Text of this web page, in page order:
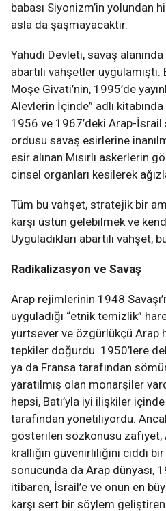
babası Siyonizm’in yolundan
asla da şaşmayacaktır.
Yahudi Devleti, savaş
abartılı vahşetler
Moşe Givati’nin, 1995’de
Alevlerin İçinde” adlı
1956 ve 1967’deki Arap-İsrail
ordusu savaş esirlerine
esir alınan Mısırlı askerlerin
cinsel organları kesilerek
Tüm bu vahşet, stratejik bir
karşı üstün gelebilmek ve
Uyguladıkları abartılı vahşet,
Radikalizasyon ve Savaş
Arap rejimlerinin 1948
uyguladığı “etnik temizlik”
yurtsever ve özgürlükçü Arap
tepkiler doğurdu. 1950’lere
ya da Fransa tarafından
yaratılmış olan monarşiler
hepsi, Batı’yla iyi ilişkiler
tarafından yönetiliyordu.
gösterilen sözkonusu zafiyet,
krallığın güvenirliliğini ciddi
sonucunda da Arap dünyası,
itibaren, İsrail’e ve onun en
karşı sert bir söylem